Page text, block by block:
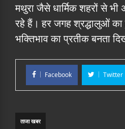
मथुरा जैसे धार्मिक शहरों से
रहे हैं। हर जगह श्रद्धालुओं
भक्तिभाव का प्रतीक बनता
Facebook Twitter
ताजा खबर